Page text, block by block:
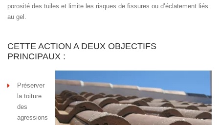
porosité des tuiles et limite les risques de fissures ou d’éclatement liés
au gel.
CETTE ACTION A DEUX OBJECTIFS
PRINCIPAUX :
Préserver
la toiture
des
agressions